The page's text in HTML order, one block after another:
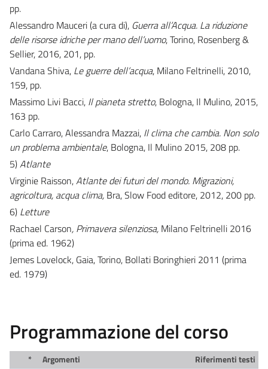
pp.
Alessandro Mauceri (a cura di), Guerra all’Acqua. La riduzione
delle risorse idriche per mano dell’uomo, Torino, Rosenberg &
Sellier, 2016, 201, pp.
Vandana Shiva, Le guerre dell’acqua, Milano Feltrinelli, 2010,
159, pp.
Massimo Livi Bacci, Il pianeta stretto, Bologna, Il Mulino, 2015,
163 pp.
Carlo Carraro, Alessandra Mazzai, Il clima che cambia. Non solo
un problema ambientale, Bologna, Il Mulino 2015, 208 pp.
5)Atlante
Virginie Raisson,Atlante dei futuri del mondo. Migrazioni,
agricoltura, acqua clima, Bra, Slow Food editore, 2012, 200 pp.
6) Letture
Rachael Carson, Primavera silenziosa, Milano Feltrinelli 2016
(prima ed. 1962)
Jemes Lovelock, Gaia, Torino, Bollati Boringhieri 2011 (prima
ed. 1979)
Programmazione del corso
* Argomenti
Riferimenti testi